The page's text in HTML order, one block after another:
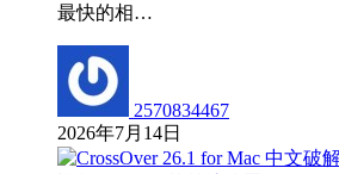
最快的相…
2570834467
2026年7月14日